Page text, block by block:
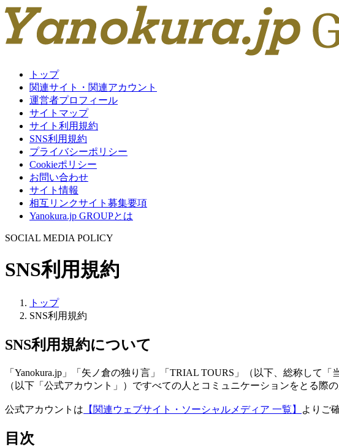
トップ
関連サイト・関連アカウント
運営者プロフィール
サイトマップ
サイト利用規約
SNS利用規約
プライバシーポリシー
Cookieポリシー
お問い合わせ
サイト情報
相互リンクサイト募集要項
Yanokura​.jp GROUPとは
SOCIAL MEDIA POLICY
SNS利用規約
トップ
SNS利用規約
SNS利用規約について
「Yanokura.jp」
「矢ノ倉の独り言」「TRIAL TOURS」（以下、総称して
（以下「公式アカウント」）ですべての人とコミュニケーションをとる際
公式アカウントは 【関連ウェブサイト・ソーシャルメディア 一覧】 よりご
目次